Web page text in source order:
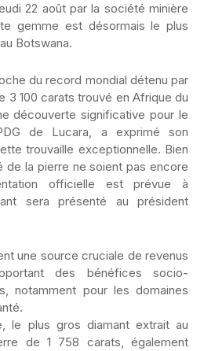
22 août par la société minière
gemme est désormais le plus
Botswana.
du record mondial détenu par
3 100 carats trouvé en Afrique du
découverte significative pour le
de Lucara, a exprimé son
trouvaille exceptionnelle. Bien
de la pierre ne soient pas encore
officielle est prévue à
sera présenté au président
une source cruciale de revenus
des bénéfices socio-
notamment pour les domaines
le plus gros diamant extrait au
de 1 758 carats, également